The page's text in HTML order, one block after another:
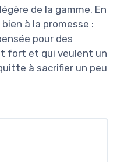
de la gamme. En
à la promesse :
pour des
fort et qui veulent un
à sacrifier un peu